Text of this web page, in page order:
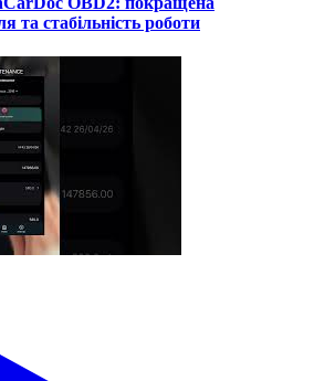
та стабільність роботи